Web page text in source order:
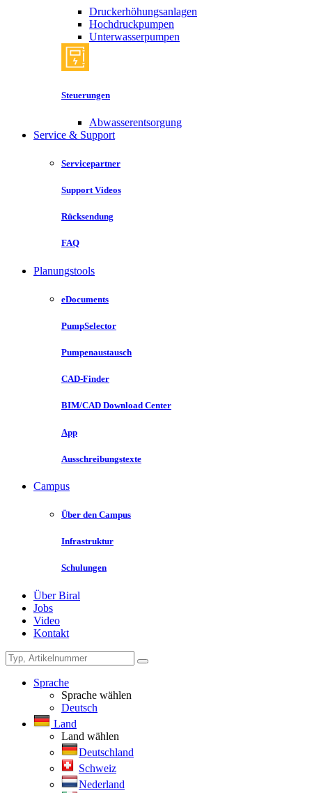
Druckerhöhungsanlagen
Hochdruckpumpen
Unterwasserpumpen
Steuerungen
Abwasserentsorgung
Service & Support
Servicepartner
Support Videos
Rücksendung
FAQ
Planungstools
eDocuments
PumpSelector
Pumpenaustausch
CAD-Finder
BIM/CAD Download Center
App
Ausschreibungstexte
Campus
Über den Campus
Infrastruktur
Schulungen
Über Biral
Jobs
Video
Kontakt
Sprache
Sprache wählen
Deutsch
Land
Land wählen
Deutschland
Schweiz
Nederland